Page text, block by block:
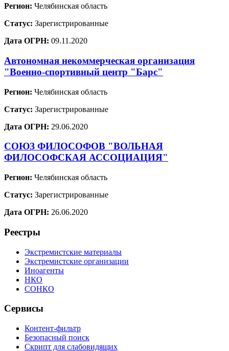
Регион: Челябинская область
Статус: Зарегистрированные
Дата ОГРН: 09.11.2020
Автономная некоммерческая организация
"Военно-спортивный центр "Барс"
Регион: Челябинская область
Статус: Зарегистрированные
Дата ОГРН: 29.06.2020
СОЮЗ ФИЛОСОФОВ "ВОЛЬНАЯ
ФИЛОСОФСКАЯ АССОЦИАЦИЯ"
Регион: Челябинская область
Статус: Зарегистрированные
Дата ОГРН: 26.06.2020
Реестры
Экстремистские материалы
Экстремистские организации
Иноагенты
НКО
СОНКО
Сервисы
Контент-фильтр
Безопасный поиск
Скрипт для слабовидящих